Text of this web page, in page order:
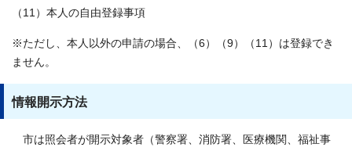
（11）本人の自由登録事項
※ただし、本人以外の申請の場合、（6）（9）（11）は登録でき
ません。
情報開示方法
市は照会者が開示対象者（警察署、消防署、医療機関、福祉事